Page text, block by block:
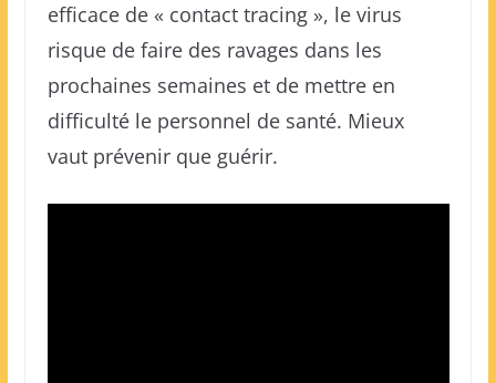
efficace de « contact tracing », le virus
risque de faire des ravages dans les
prochaines semaines et de mettre en
difficulté le personnel de santé. Mieux
vaut prévenir que guérir.